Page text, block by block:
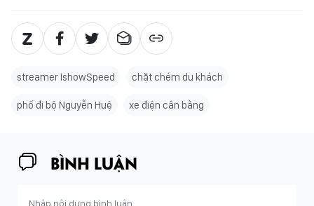
streamer IshowSpeed chặt chém du khách
phố đi bộ Nguyễn Huệ xe điện cân bằng
BÌNH LUẬN